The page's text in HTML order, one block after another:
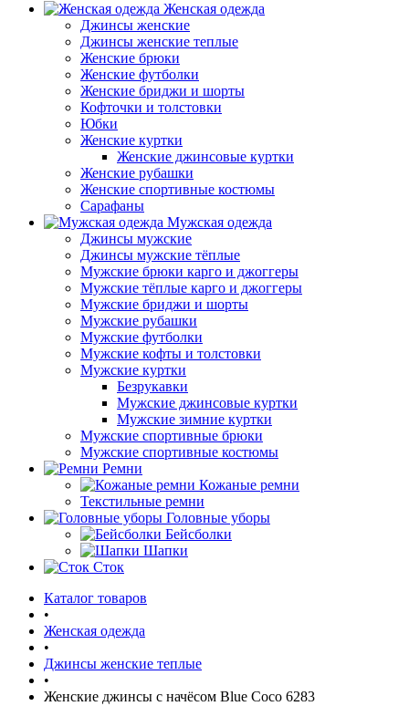
Женская одежда
Джинсы женские
Джинсы женские теплые
Женские брюки
Женские футболки
Женские бриджи и шорты
Кофточки и толстовки
Юбки
Женские куртки
Женские джинсовые куртки
Женские рубашки
Женские спортивные костюмы
Сарафаны
Мужская одежда
Джинсы мужские
Джинсы мужские тёплые
Мужские брюки карго и джоггеры
Мужские тёплые карго и джоггеры
Мужские бриджи и шорты
Мужские рубашки
Мужские футболки
Мужские кофты и толстовки
Мужские куртки
Безрукавки
Мужские джинсовые куртки
Мужские зимние куртки
Мужские спортивные брюки
Мужские спортивные костюмы
Ремни
Кожаные ремни
Текстильные ремни
Головные уборы
Бейсболки
Шапки
Сток
Каталог товаров
•
Женская одежда
•
Джинсы женские теплые
•
Женские джинсы с начёсом Blue Coco 6283